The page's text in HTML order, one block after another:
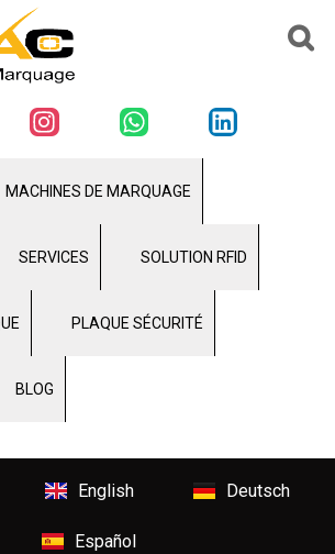
MACHINES DE MARQUAGE
SERVICES SOLUTION RFID
PLAQUE SÉCURITÉ
BLOG
English Deutsch
Español